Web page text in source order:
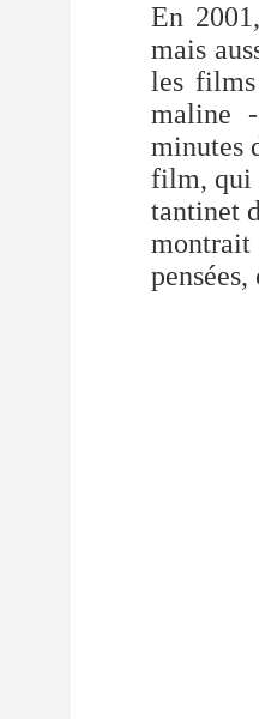
En
mais
les
maline
minutes
film, qui
tantinet